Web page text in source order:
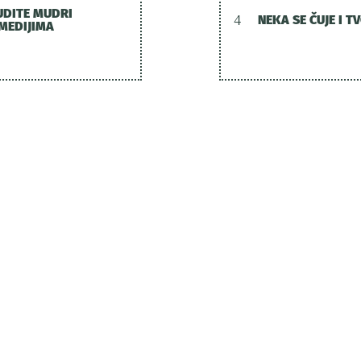
MUDRI
4 NEKA SE ČUJE I